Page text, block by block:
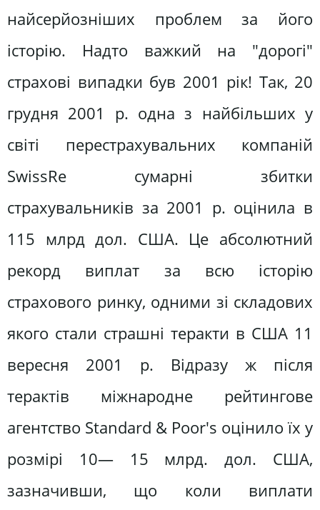
найсерйозніших проблем за його
історію. Надто важкий на "дорогі"
страхові випадки був 2001 рік! Так, 20
грудня 2001 р. одна з найбільших у
світі перестрахувальних компаній
SwissRe сумарні збитки
страхувальників за 2001 р. оцінила в
115 млрд дол. США. Це абсолютний
рекорд виплат за всю історію
страхового ринку, одними зі складових
якого стали страшні теракти в США 11
вересня 2001 р. Відразу ж після
терактів міжнародне рейтингове
агентство Standard & Poor's оцінило їх у
розмірі 10— 15 млрд. дол. США,
зазначивши, що коли виплати